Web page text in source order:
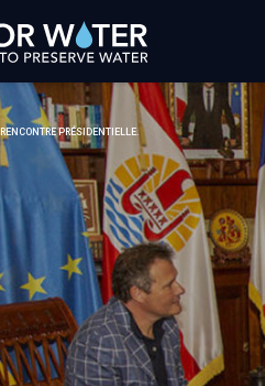
RENCONTRE PRÉSIDENTIELLE.